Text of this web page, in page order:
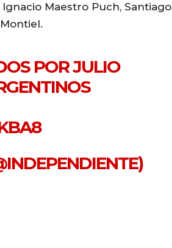
Maestro Puch, Santiago
POR JULIO